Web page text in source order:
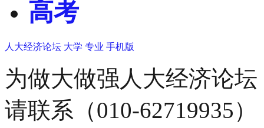
高考
人大经济论坛 大学 专业 手机版
为做大做强人大经济论
请联系（010-62719935）